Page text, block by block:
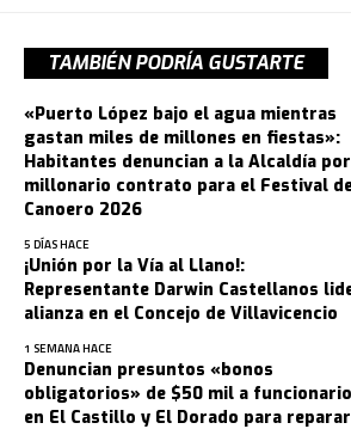
TAMBIÉN PODRÍA GUSTARTE
«Puerto López bajo el agua mientras
gastan miles de millones en fiestas»:
Habitantes denuncian a la Alcaldía por
millonario contrato para el Festival
Canoero 2026
5 DÍAS HACE
¡Unión por la Vía al Llano!:
Representante Darwin Castellanos
alianza en el Concejo de Villavicencio
1 SEMANA HACE
Denuncian presuntos «bonos
obligatorios» de $50 mil a
en El Castillo y El Dorado para